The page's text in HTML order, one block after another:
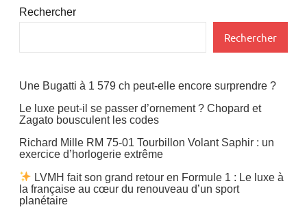
People
Rechercher
Rechercher
Une Bugatti à 1 579 ch peut-elle encore surprendre ?
Le luxe peut-il se passer d’ornement ? Chopard et
Zagato bousculent les codes
Richard Mille RM 75-01 Tourbillon Volant Saphir : un
exercice d’horlogerie extrême
LVMH fait son grand retour en Formule 1 : Le luxe à
la française au cœur du renouveau d’un sport
planétaire